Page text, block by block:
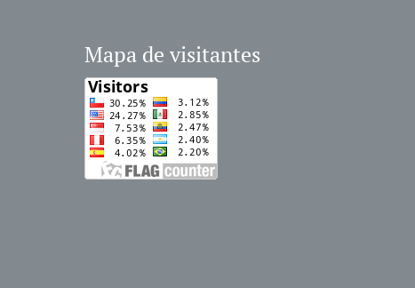
Mapa de visitantes